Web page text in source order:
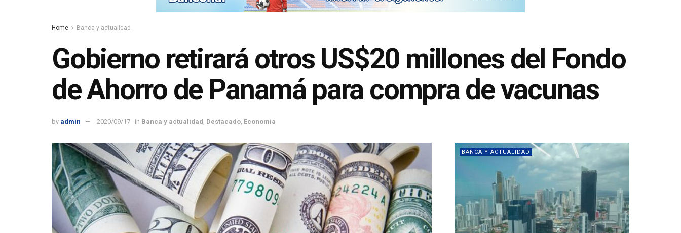
Home Banca y actualidad
Gobierno retirará otros US$20 millones del Fondo
de Ahorro de Panamá para compra de vacunas
by admin 2020/09/17 in Banca y actualidad Destacado Economía
BANCA Y ACTUALIDAD